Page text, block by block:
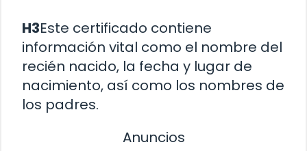
H3Este certificado contiene
información vital como el nombre del
recién nacido, la fecha y lugar de
nacimiento, así como los nombres de
los padres.
Anuncios